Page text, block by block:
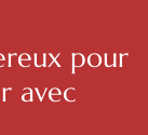
pour
avec